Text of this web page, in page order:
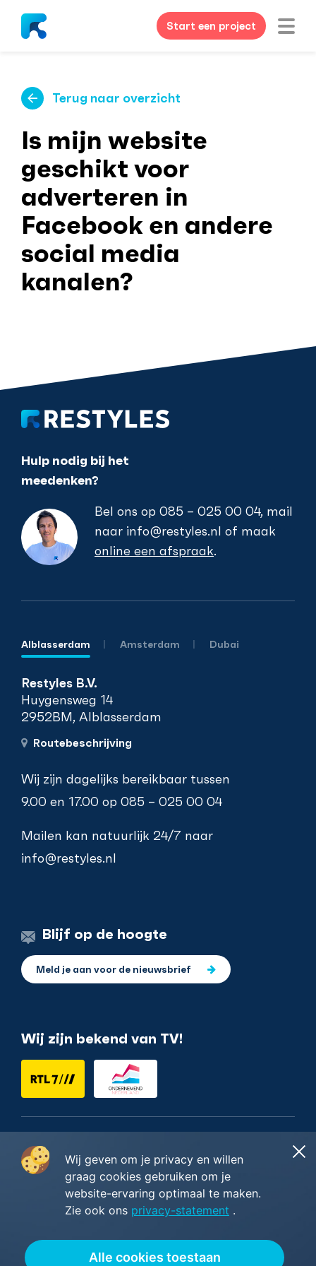
Start een project
Terug naar overzicht
Is mijn website
geschikt voor
adverteren in
Facebook en andere
social media
kanalen?
Hulp nodig bij het
meedenken?
Bel ons op 085 – 025 00 04, mail
naar info@restyles.nl of maak
online een afspraak.
Alblasserdam Amsterdam Dubai
Restyles B.V.
Huygensweg 14
2952BM, Alblasserdam
Routebeschrijving
Wij zijn dagelijks bereikbaar tussen
9.00 en 17.00 op 085 – 025 00 04
Mailen kan natuurlijk 24/7 naar
info@restyles.nl
Blijf op de hoogte
Meld je aan voor de nieuwsbrief
Wij zijn bekend van TV!
Copyright ©2014 - 2026Restyles B.V.
Algemene voorwaarden—Privacy & cookie policy
Wij worden beoordeeld met 5/5sterren gebaseerd op
Wij geven om je privacy en willen
graag cookies gebruiken om je
website-ervaring optimaal te maken.
Zie ook ons privacy-statement .
Alle cookies toestaan